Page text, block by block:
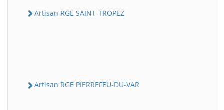
Artisan RGE SAINT-TROPEZ
Artisan RGE PIERREFEU-DU-VAR